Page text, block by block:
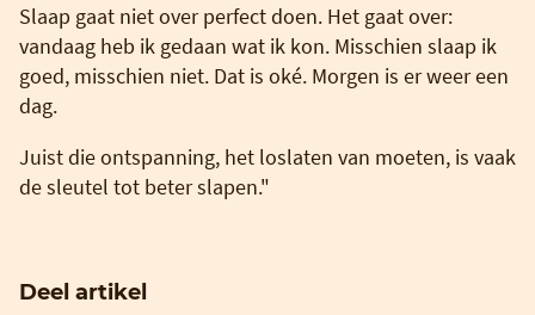
Slaap gaat niet over perfect doen. Het gaat over:
vandaag heb ik gedaan wat ik kon. Misschien slaap ik
goed, misschien niet. Dat is oké. Morgen is er weer een
dag.
Juist die ontspanning, het loslaten van moeten, is vaak
de sleutel tot beter slapen."
Deel artikel